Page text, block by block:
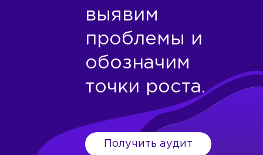
выявим
проблемы и
обозначим
точки роста.
Получить аудит